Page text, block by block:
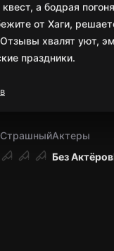
Без Актёров
Актеры
а бодрая
от Хаги,
хвалят уют,
праздники.